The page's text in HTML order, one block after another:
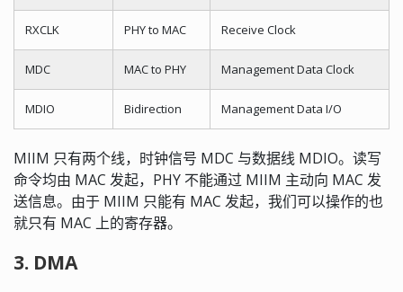
RXCLK PHY to MAC Receive Clock
MDC MAC to PHY Management Data Clock
MDIO Bidirection Management Data I/O
MIIM 只有两个线，时钟信号 MDC 与数据线 MDIO。读写
命令均由 MAC 发起，PHY 不能通过 MIIM 主动向 MAC 发
送信息。由于 MIIM 只能有 MAC 发起，我们可以操作的也
就只有 MAC 上的寄存器。
3. DMA